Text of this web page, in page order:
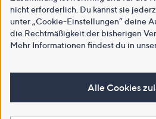
nicht erforderlich. Du kannst sie
unter „Cookie-Einstellungen“ deine
die Rechtmäßigkeit der bisherigen
Mehr Informationen findest du in
Alle Cookies